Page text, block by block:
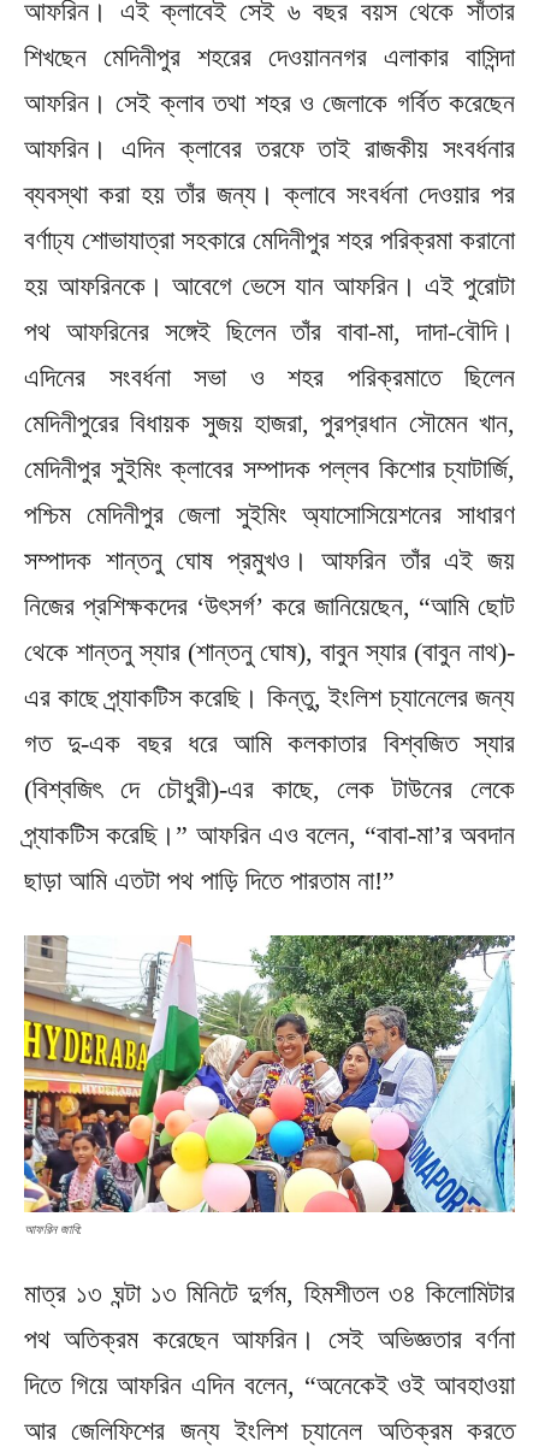
আফরিন। এই ক্লাবেই সেই ৬ বছর বয়স থেকে সাঁতার
শিখছেন মেদিনীপুর শহরের দেওয়াননগর এলাকার বাসিন্দা
আফরিন। সেই ক্লাব তথা শহর ও জেলাকে গর্বিত করেছেন
আফরিন। এদিন ক্লাবের তরফে তাই রাজকীয় সংবর্ধনার
ব্যবস্থা করা হয় তাঁর জন্য। ক্লাবে সংবর্ধনা দেওয়ার পর
বর্ণাঢ্য শোভাযাত্রা সহকারে মেদিনীপুর শহর পরিক্রমা করানো
হয় আফরিনকে। আবেগে ভেসে যান আফরিন। এই পুরোটা
পথ আফরিনের সঙ্গেই ছিলেন তাঁর বাবা-মা, দাদা-বৌদি।
এদিনের সংবর্ধনা সভা ও শহর পরিক্রমাতে ছিলেন
মেদিনীপুরের বিধায়ক সুজয় হাজরা, পুরপ্রধান সৌমেন খান,
মেদিনীপুর সুইমিং ক্লাবের সম্পাদক পল্লব কিশোর চ্যাটার্জি,
পশ্চিম মেদিনীপুর জেলা সুইমিং অ্যাসোসিয়েশনের সাধারণ
সম্পাদক শান্তনু ঘোষ প্রমুখও। আফরিন তাঁর এই জয়
নিজের প্রশিক্ষকদের ‘উৎসর্গ’ করে জানিয়েছেন, “আমি ছোট
থেকে শান্তনু স্যার (শান্তনু ঘোষ), বাবুন স্যার (বাবুন নাথ)-
এর কাছে প্র্যাকটিস করেছি। কিন্তু, ইংলিশ চ্যানেলের জন্য
গত দু-এক বছর ধরে আমি কলকাতার বিশ্বজিত স্যার
(বিশ্বজিৎ দে চৌধুরী)-এর কাছে, লেক টাউনের লেকে
প্র্যাকটিস করেছি।” আফরিন এও বলেন, “বাবা-মা’র অবদান
ছাড়া আমি এতটা পথ পাড়ি দিতে পারতাম না!”
আফরিন জাবি:
মাত্র ১৩ ঘন্টা ১৩ মিনিটে দুর্গম, হিমশীতল ৩৪ কিলোমিটার
পথ অতিক্রম করেছেন আফরিন। সেই অভিজ্ঞতার বর্ণনা
দিতে গিয়ে আফরিন এদিন বলেন, “অনেকেই ওই আবহাওয়া
আর জেলিফিশের জন্য ইংলিশ চ্যানেল অতিক্রম করতে